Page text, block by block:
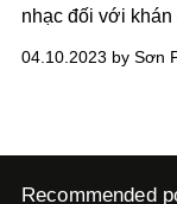
nhạc đối với
04.10.2023 by Sơn
Recommended